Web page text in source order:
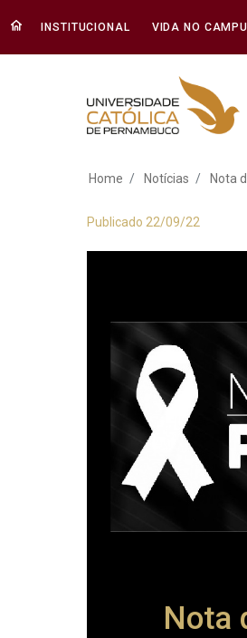
INSTITUCIONAL VIDA NO
Nota de
Home Notícias Nota
Publicado 22/09/22
Nota